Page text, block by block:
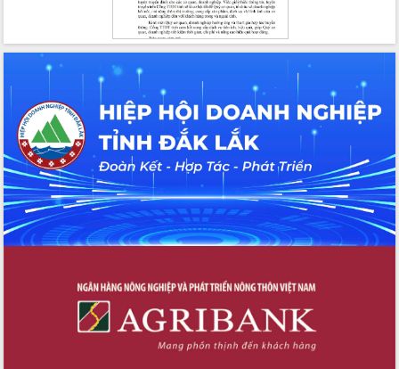
Hội nghị Báo cáo viên Trung ương
tháng 01/2026
Phó Thủ tướng Hồ Quốc Dũng đánh giá
cao kết quả Chiến dịch Quang Trung
tại Đắk Lắk
Hội nghị Ban Chấp hành Đảng bộ tỉnh
Đắk Lắk lần thứ 2 (mở rộng)
Tập trung giải phóng mặt bằng, đẩy
nhanh tiến độ Tuyến đường bộ ven
biển
Gỡ khó, khởi công xây dựng, sửa chữa
toàn bộ nhà ở cho hộ dân đúng tiến độ
UBND tỉnh Đắk Lắk tổng kết công tác
quốc phòng, quân sự địa phương năm
Tập trung triển khai quyết liệt, đồng bộ